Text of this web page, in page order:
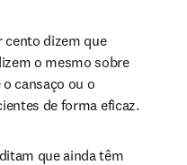
cento dizem que
o mesmo sobre
cansaço ou o
de forma eficaz.
que ainda têm